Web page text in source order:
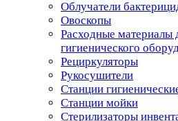
Облучатели
Овоскопы
Расходные материалы
гигиенического
Рециркуляторы
Рукосушители
Станции
Станции мойки
Стерилизаторы